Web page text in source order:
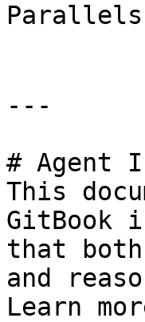
Parallels
---
# Agent
This
GitBook
that both
and
Learn